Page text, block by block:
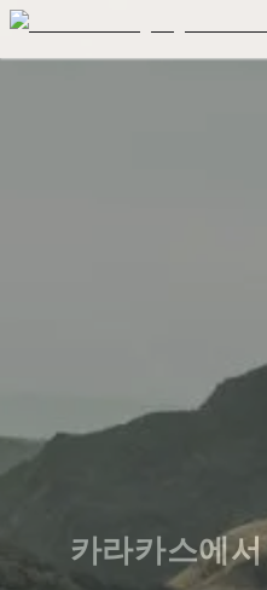
카라카스에서